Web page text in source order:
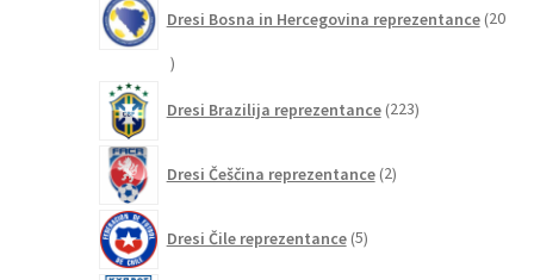
Dresi Bosna in Hercegovina reprezentance 20
20
Dresi Brazilija reprezentance 223izdelkov
Dresi Češčina reprezentance 2izdelka
Dresi Čile reprezentance 5izdelkov